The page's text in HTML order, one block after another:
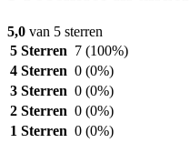
5,0 van 5 sterren
5 Sterren 7 (100%)
4 Sterren 0 (0%)
3 Sterren 0 (0%)
2 Sterren 0 (0%)
1 Sterren 0 (0%)